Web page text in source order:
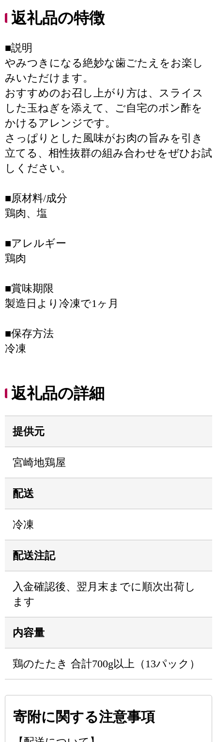
返礼品の特徴
■説明
やみつきになる絶妙な歯ごたえをお楽し
みいただけます。
おすすめのお召し上がり方は、スライス
した玉ねぎを添えて、ご自宅のポン酢を
かけるアレンジです。
さっぱりとした風味がお肉の旨みを引き
立てる、相性抜群の組み合わせをぜひお試
しください。
■原材料/成分
鶏肉、塩
■アレルギー
鶏肉
■賞味期限
製造日より冷凍で1ヶ月
■保存方法
冷凍
返礼品の詳細
提供元
宮崎地鶏屋
配送
冷凍
配送注記
入金確認後、翌月末までに順次出荷し
ます
内容量
鶏のたたき 合計700g以上（13パック）
寄附に関する注意事項